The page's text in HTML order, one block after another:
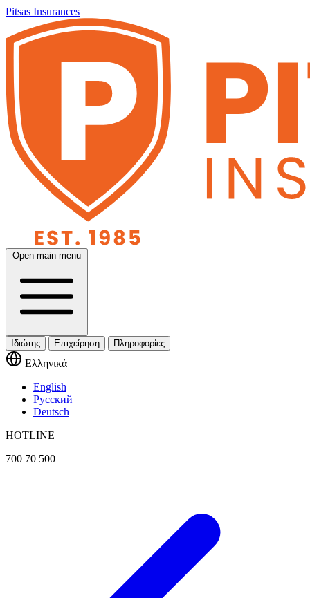
Pitsas Insurances
Open main menu
Ιδιώτης Επιχείρηση Πληροφορίες
Ελληνικά
English
Русский
Deutsch
HOTLINE
700 70 500